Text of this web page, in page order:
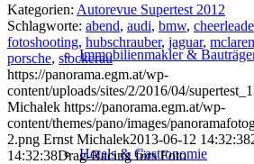
Immobilienmakler &
Hotels & Gastronomie
Kategorien: Autorevue Supertest 2012
Schlagworte: abend, audi, bmw,
fotoshooting, hubschrauber, jaguar, mclaren
porsche, stockerau
https://panorama.egm.at/wp-
content/uploads/sites/2/2016/04/
Michalek https://panorama.egm.at/wp-
content/themes/pano/images/
2.png Ernst Michalek2013-06-12 14:32:38
14:32:38Drag-Racing fürs Foto